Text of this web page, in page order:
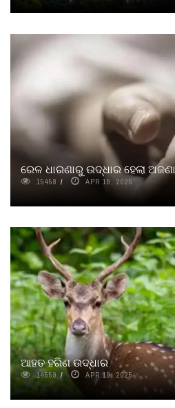
ରେଳ ଧାରଣାରୁ ଉଦ୍ଧାର ହେଲା
15458 APR 19, 2025
ଆହତ ହରିଣ ଉଦ୍ଧାର
14559 APR 19, 2025